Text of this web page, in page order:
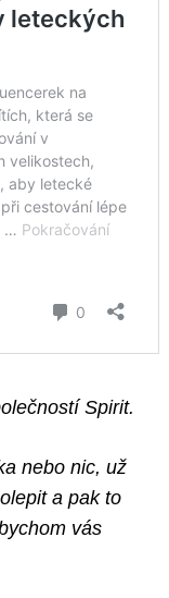
Spirit.
nebo nic, už
a pak to
vás